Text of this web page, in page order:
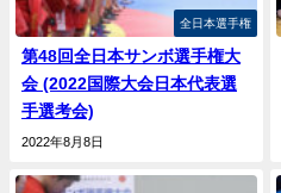
全日本選手権
第48回全日本サンボ選手権大
会 (2022国際大会日本代表選
手選考会)
2022年8月8日